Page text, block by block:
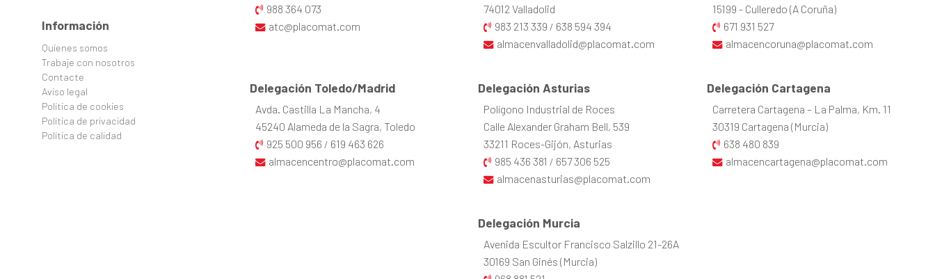
Información
Quienes somos
Trabaje con nosotros
Contacte
Aviso legal
Política de cookies
Política de privacidad
Política de calidad
988 364 073
atc@placomat.com
Delegación Toledo/Madrid
Avda. Castilla La Mancha, 4
45240 Alameda de la Sagra, Toledo
925 500 956 / 619 463 626
almacencentro@placomat.com
74012 Valladolid
983 213 339 / 638 594 394
almacenvalladolid@placomat.com
Delegación Asturias
Polígono Industrial de Roces
Calle Alexander Graham Bell, 539
33211 Roces-Gijón, Asturias
985 436 381 / 657 306 525
almacenasturias@placomat.com
Delegación Murcia
Avenida Escultor Francisco Salzillo 21-26A
30169 San Ginés (Murcia)
15199 - Culleredo (A Coruña)
671 931 527
almacencoruna@placomat.com
Delegación Cartagena
Carretera Cartagena – La Palma, Km. 11
30319 Cartagena (Murcia)
638 480 839
almacencartagena@placomat.com